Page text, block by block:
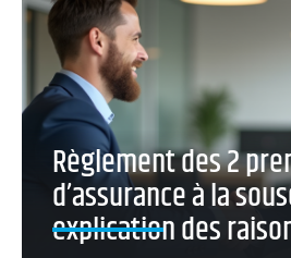
Règlement des 2
d’assurance à la
explication des